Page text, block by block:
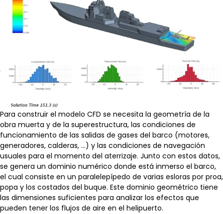
Para construir el modelo CFD se necesita la geometría de la
obra muerta y de la superestructura, las condiciones de
funcionamiento de las salidas de gases del barco (motores,
generadores, calderas, …) y las condiciones de navegación
usuales para el momento del aterrizaje. Junto con estos datos,
se genera un dominio numérico donde está inmerso el barco,
el cual consiste en un paralelepípedo de varias esloras por proa,
popa y los costados del buque. Este dominio geométrico tiene
las dimensiones suficientes para analizar los efectos que
pueden tener los flujos de aire en el helipuerto.